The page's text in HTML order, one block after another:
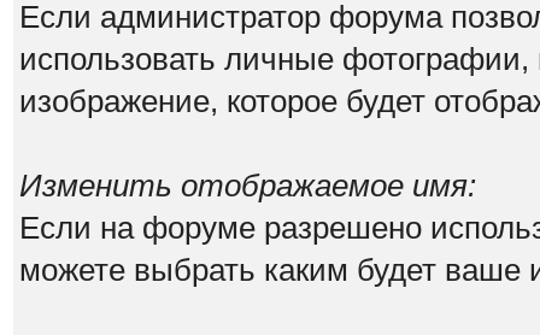
Если администратор форума
использовать личные фотографии,
изображение, которое будет
Изменить отображаемое имя:
Если на форуме разрешено
можете выбрать каким будет